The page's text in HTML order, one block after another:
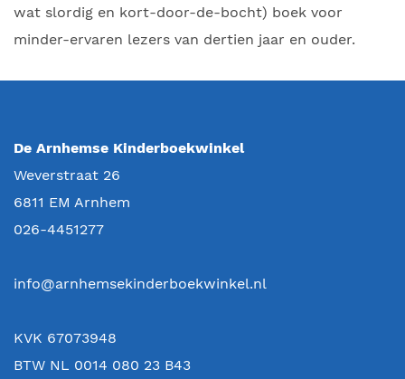
wat slordig en kort-door-de-bocht) boek voor
minder-ervaren lezers van dertien jaar en ouder.
De Arnhemse Kinderboekwinkel
Weverstraat 26
6811 EM Arnhem
026-4451277
info@arnhemsekinderboekwinkel.nl
KVK 67073948
BTW NL 0014 080 23 B43